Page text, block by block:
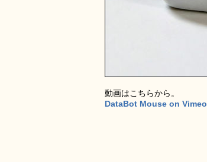
動画はこちらから。
DataBot Mouse on Vimeo